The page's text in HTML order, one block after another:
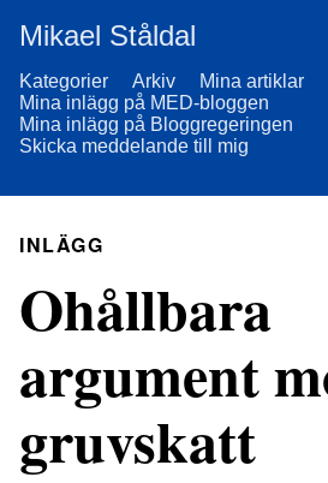
Mikael Ståldal
Kategorier Arkiv
Mina artiklar
Mina inlägg på MED-bloggen
Mina inlägg på Bloggregeringen
Skicka meddelande till mig
INLÄGG
Ohållbara
argument
gruvskatt